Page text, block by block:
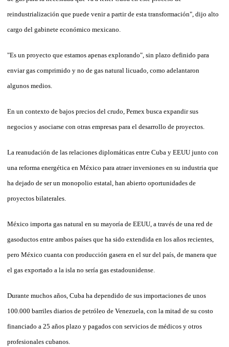
reindustrialización que puede venir a partir de esta transformación", dijo alto
cargo del gabinete económico mexicano.
"Es un proyecto que estamos apenas explorando", sin plazo definido para
enviar gas comprimido y no de gas natural licuado, como adelantaron
algunos medios.
En un contexto de bajos precios del crudo, Pemex busca expandir sus
negocios y asociarse con otras empresas para el desarrollo de proyectos.
La reanudación de las relaciones diplomáticas entre Cuba y EEUU junto con
una reforma energética en México para atraer inversiones en su industria que
ha dejado de ser un monopolio estatal, han abierto oportunidades de
proyectos bilaterales.
México importa gas natural en su mayoría de EEUU, a través de una red de
gasoductos entre ambos países que ha sido extendida en los años recientes,
pero México cuanta con producción gasera en el sur del país, de manera que
el gas exportado a la isla no sería gas estadounidense.
Durante muchos años, Cuba ha dependido de sus importaciones de unos
100.000 barriles diarios de petróleo de Venezuela, con la mitad de su costo
financiado a 25 años plazo y pagados con servicios de médicos y otros
profesionales cubanos.